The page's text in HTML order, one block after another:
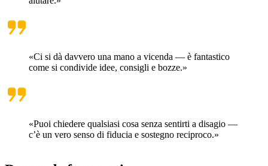
«Ci si dà davvero una mano a vicenda — è fantastico
come si condivide idee, consigli e bozze.»
«Puoi chiedere qualsiasi cosa senza sentirti a disagio —
c’è un vero senso di fiducia e sostegno reciproco.»